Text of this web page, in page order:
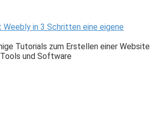
in 3 Schritten eine eigene
Tutorials zum Erstellen einer Website
und Software